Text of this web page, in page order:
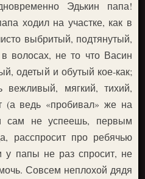
Эдькин папа!
ходил на участке, как в
выбритый, подтянутый,
волосах, не то что Васин
одетый и обутый кое-как;
мягкий, тихий,
(а ведь «пробивал» же на
сам не успеешь, первым
расспросит про ребячью
у папы не раз спросит, не
Совсем неплохой дядя